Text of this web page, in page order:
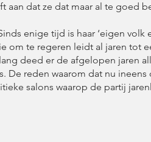
dat ze dat maar al te goed
enige tijd is haar ‘eigen volk
om te regeren leidt al jaren tot
deed er de afgelopen jaren
reden waarom dat nu
salons waarop de partij